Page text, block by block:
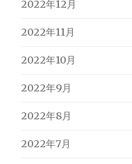
2022年12月
2022年11月
2022年10月
2022年9月
2022年8月
2022年7月